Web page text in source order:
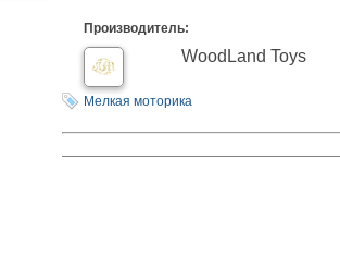
Производитель:
WoodLand Toys
Мелкая моторика